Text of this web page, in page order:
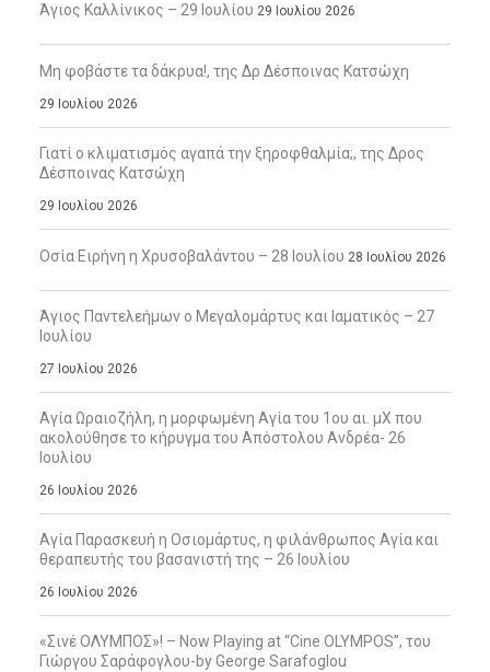
Άγιος Καλλίνικος – 29 Ιουλίου 29 Ιουλίου 2026
Μη φοβάστε τα δάκρυα!, της Δρ Δέσποινας Κατσώχη
29 Ιουλίου 2026
Γιατί ο κλιματισμός αγαπά την ξηροφθαλμία;, της Δρος
Δέσποινας Κατσώχη
29 Ιουλίου 2026
Οσία Ειρήνη η Χρυσοβαλάντου – 28 Ιουλίου 28 Ιουλίου 2026
Άγιος Παντελεήμων ο Μεγαλομάρτυς και Ιαματικός – 27
Ιουλίου
27 Ιουλίου 2026
Αγία Ωραιοζήλη, η μορφωμένη Αγία του 1ου αι. μΧ που
ακολούθησε το κήρυγμα του Απόστολου Ανδρέα- 26
Ιουλίου
26 Ιουλίου 2026
Αγία Παρασκευή η Οσιομάρτυς, η φιλάνθρωπος Αγία και
θεραπευτής του βασανιστή της – 26 Ιουλίου
26 Ιουλίου 2026
«Σινέ ΟΛΥΜΠΟΣ»! – Now Playing at “Cine OLYMPOS”, του
Γιώργου Σαράφογλου-by George Sarafoglou